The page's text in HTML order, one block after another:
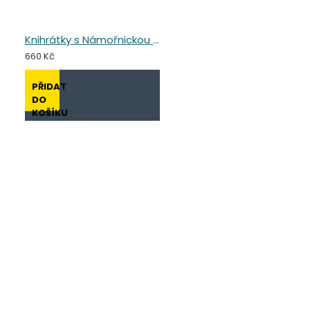
Knihrátky s Námořnickou pohádkou - dvě knihy
660 Kč
PŘIDAT
DO
KOŠÍKU